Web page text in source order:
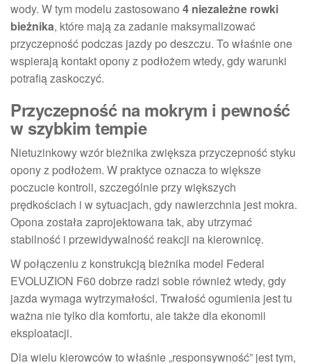
wody. W tym modelu zastosowano 4 niezależne rowki
bieżnika, które mają za zadanie maksymalizować
przyczepność podczas jazdy po deszczu. To właśnie one
wspierają kontakt opony z podłożem wtedy, gdy warunki
potrafią zaskoczyć.
Przyczepność na mokrym i pewność
w szybkim tempie
Nietuzinkowy wzór bieżnika zwiększa przyczepność styku
opony z podłożem. W praktyce oznacza to większe
poczucie kontroli, szczególnie przy większych
prędkościach i w sytuacjach, gdy nawierzchnia jest mokra.
Opona została zaprojektowana tak, aby utrzymać
stabilność i przewidywalność reakcji na kierownicę.
W połączeniu z konstrukcją bieżnika model Federal
EVOLUZION F60 dobrze radzi sobie również wtedy, gdy
jazda wymaga wytrzymałości. Trwałość ogumienia jest tu
ważna nie tylko dla komfortu, ale także dla ekonomii
eksploatacji.
Dla wielu kierowców to właśnie „responsywność” jest tym,